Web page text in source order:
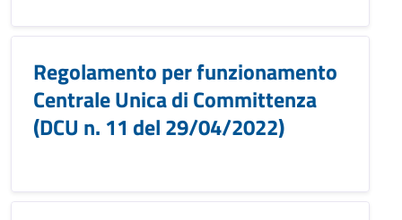
Regolamento per funzionamento
Centrale Unica di Committenza
(DCU n. 11 del 29/04/2022)